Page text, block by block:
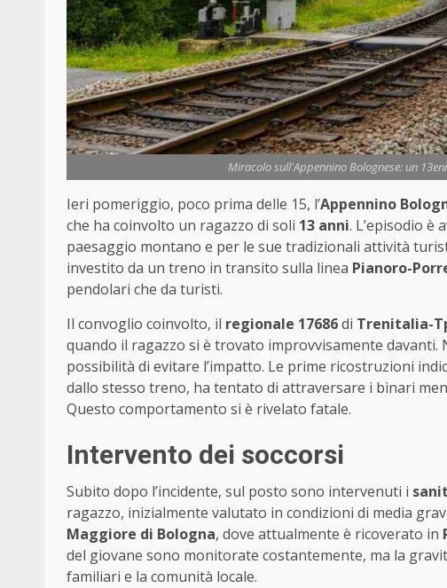
Miracolo sull'Appennino Bolognese: un
Ieri pomeriggio, poco prima delle 15, l’Appennino
che ha coinvolto un ragazzo di soli 13 anni. L’episodio è
paesaggio montano e per le sue tradizionali attività
investito da un treno in transito sulla linea Pianoro-
pendolari che da turisti.
Il convoglio coinvolto, il regionale 17686di Trenitalia-
quando il ragazzo si è trovato improvvisamente davanti.
possibilità di evitare l’impatto. Le prime ricostruzioni
dallo stesso treno, ha tentato di attraversare i binari
Questo comportamento si è rivelato fatale.
Intervento dei soccorsi
Subito dopo l’incidente, sul posto sono intervenuti i
ragazzo, inizialmente valutato in condizioni di media
Maggiore di Bologna, dove attualmente è ricoverato in
del giovane sono monitorate costantemente, ma la
familiari e la comunità locale.